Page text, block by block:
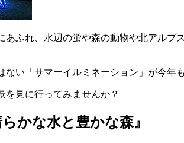
ふれ、水辺の蛍や森の動物や北アル
い「サマーイルミネーション」が今年
を見に行ってみませんか？
かな水と豊かな森』